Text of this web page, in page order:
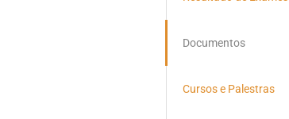
Documentos
Cursos e Palestras